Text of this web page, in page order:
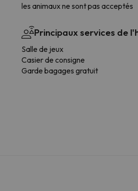
les animaux ne sont pas acceptés
Principaux services de
Salle de jeux
Casier de consigne
Garde bagages gratuit